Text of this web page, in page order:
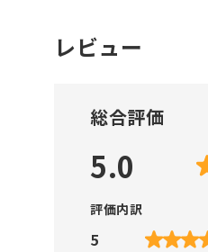
レビュー
総合評価
5.0
評価内訳
5